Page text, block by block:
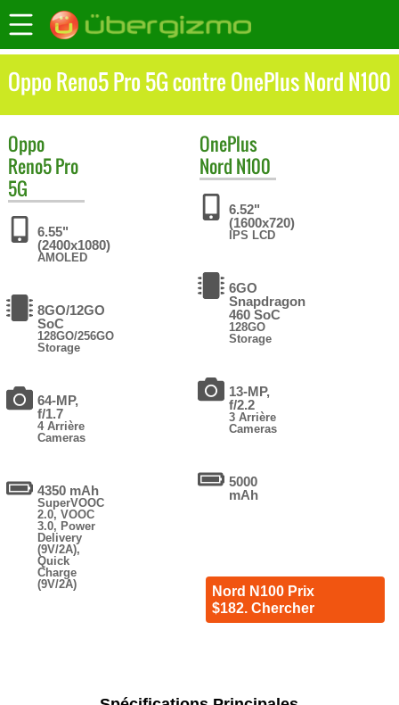
Oppo Reno5 Pro 5G contre OnePlus Nord N100
Oppo
Reno5 Pro
5G
6.55"
(2400x1080)
AMOLED
8GO/12GO
SoC
128GO/256GO
Storage
64-MP,
f/1.7
4 Arrière
Cameras
4350 mAh
SuperVOOC
2.0, VOOC
3.0, Power
Delivery
(9V/2A),
Quick
Charge
(9V/2A)
OnePlus
Nord N100
6.52"
(1600x720)
IPS LCD
6GO
Snapdragon
460 SoC
128GO
Storage
13-MP,
f/2.2
3 Arrière
Cameras
5000
mAh
Nord N100 Prix
$182. Chercher